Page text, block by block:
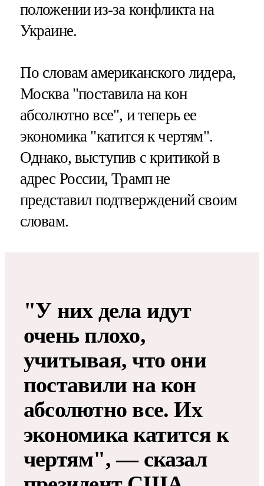
положении из-за конфликта на
Украине.
По словам американского лидера,
Москва "поставила на кон
абсолютно все", и теперь ее
экономика "катится к чертям".
Однако, выступив с критикой в
адрес России, Трамп не
представил подтверждений своим
словам.
"У них дела идут
очень плохо,
учитывая, что они
поставили на кон
абсолютно все​​​. Их
экономика катится к
чертям", — сказал